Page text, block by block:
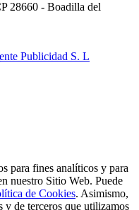
28660 - Boadilla del
Publicidad S. L
para fines analíticos y para
nuestro Sitio Web. Puede
de Cookies. Asimismo,
y de terceros que utilizamos